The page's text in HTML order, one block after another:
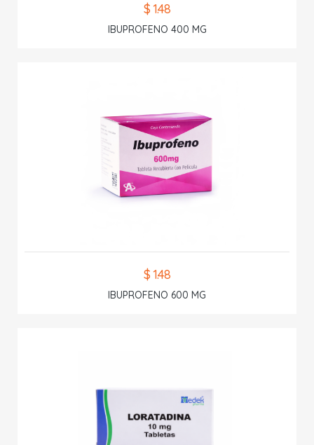
$ 1.48
IBUPROFENO 400 MG
$ 1.48
IBUPROFENO 600 MG